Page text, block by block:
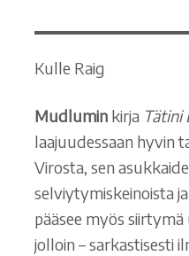
Kulle Raig
Mudluminkirja Tätini
laajuudessaan hyvin
Virosta, sen
selviytymiskeinoista
pääsee myös
jolloin – sarkastisesti